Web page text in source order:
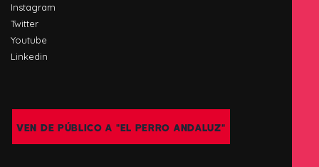
Instagram
Twitter
Youtube
Linkedin
VEN DE PÚBLICO A "EL PERRO ANDALUZ"